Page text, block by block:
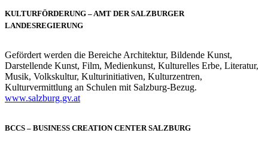
KULTURFÖRDERUNG – AMT DER SALZBURGER
LANDESREGIERUNG
Gefördert werden die Bereiche Architektur, Bildende Kunst,
Darstellende Kunst, Film, Medienkunst, Kulturelles Erbe, Literatur,
Musik, Volkskultur, Kulturinitiativen, Kulturzentren,
Kulturvermittlung an Schulen mit Salzburg-Bezug.
www.salzburg.gv.at
BCCS – BUSINESS CREATION CENTER SALZBURG